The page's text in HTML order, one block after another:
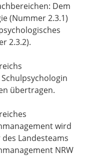
Dem
(Nummer 2.3.1)
2.3.2).
übertragen.
wird
Landesteams
NRW